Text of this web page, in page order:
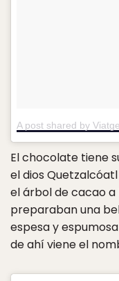
A post shared by
El chocolate tiene
el dios
el árbol de cacao a
preparaban una
espesa y
de ahí viene el